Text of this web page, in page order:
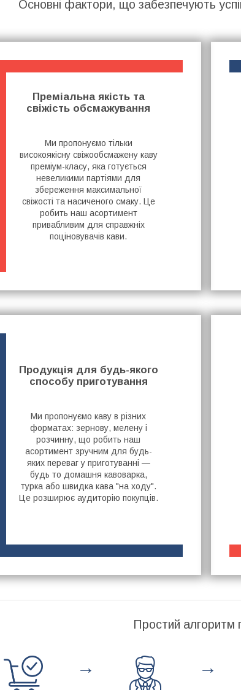
Основні фактори, що забезпечують
Преміальна якість та
свіжість обсмажування
Ми пропонуємо тільки
високоякісну свіжообсмажену каву
преміум-класу, яка готується
невеликими партіями для
збереження максимальної
свіжості та насиченого смаку. Це
робить наш асортимент
привабливим для справжніх
поціновувачів кави.
Продукція для будь-якого
способу приготування
Ми пропонуємо каву в різних
форматах: зернову, мелену і
розчинну, що робить наш
асортимент зручним для будь-
яких переваг у приготуванні —
будь то домашня кавоварка,
турка або швидка кава "на ходу".
Це розширює аудиторію покупців.
Простий алгоритм
→ →